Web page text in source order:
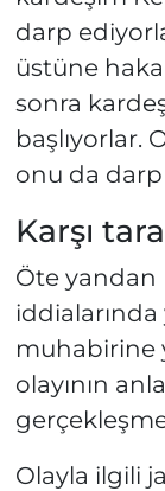
darp
üstüne
sonra
başlıyorlar.
onu da darp
Karşı
Öte yandan
muhabirine
olayının
Olayla ilgili